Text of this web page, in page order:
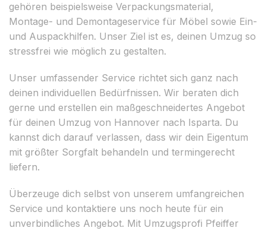
gehören beispielsweise Verpackungsmaterial,
Montage- und Demontageservice für Möbel sowie Ein-
und Auspackhilfen. Unser Ziel ist es, deinen Umzug so
stressfrei wie möglich zu gestalten.
Unser umfassender Service richtet sich ganz nach
deinen individuellen Bedürfnissen. Wir beraten dich
gerne und erstellen ein maßgeschneidertes Angebot
für deinen Umzug von Hannover nach Isparta. Du
kannst dich darauf verlassen, dass wir dein Eigentum
mit größter Sorgfalt behandeln und termingerecht
liefern.
Überzeuge dich selbst von unserem umfangreichen
Service und kontaktiere uns noch heute für ein
unverbindliches Angebot. Mit Umzugsprofi Pfeiffer